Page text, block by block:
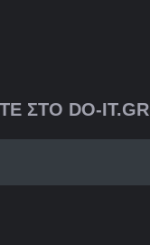
ΣΤΟ DO-IT.GR